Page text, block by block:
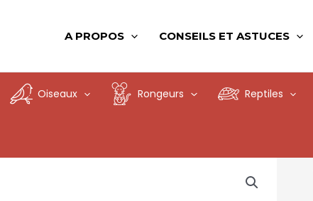
A PROPOS CONSEILS ET ASTUCES
Oiseaux Rongeurs Reptiles